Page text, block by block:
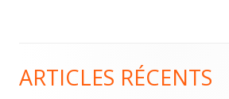
Colonne
ARTICLES RÉCENTS